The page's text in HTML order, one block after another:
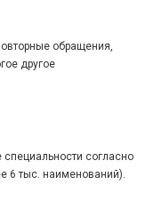
обращения,
другое
согласно
6 тыс. наименований).